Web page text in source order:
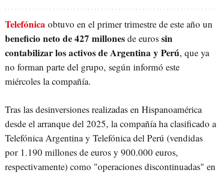
Telefónica obtuvo en el primer trimestre de este año un
beneficio neto de 427 millones de euros sin
contabilizar los activos de Argentina y Perú, que ya
no forman parte del grupo, según informó este
miércoles la compañía.
Tras las desinversiones realizadas en Hispanoamérica
desde el arranque del 2025, la compañía ha clasificado a
Telefónica Argentina y Telefónica del Perú (vendidas
por 1.190 millones de euros y 900.000 euros,
respectivamente) como "operaciones discontinuadas" en